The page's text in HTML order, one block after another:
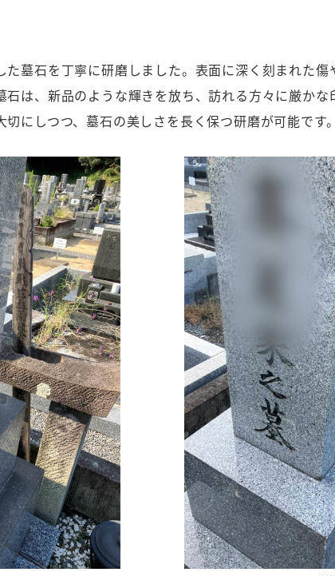
墓石を丁寧に研磨しました。表面に深く刻まれた
は、新品のような輝きを放ち、訪れる方々に厳か
にしつつ、墓石の美しさを長く保つ研磨が可能です。